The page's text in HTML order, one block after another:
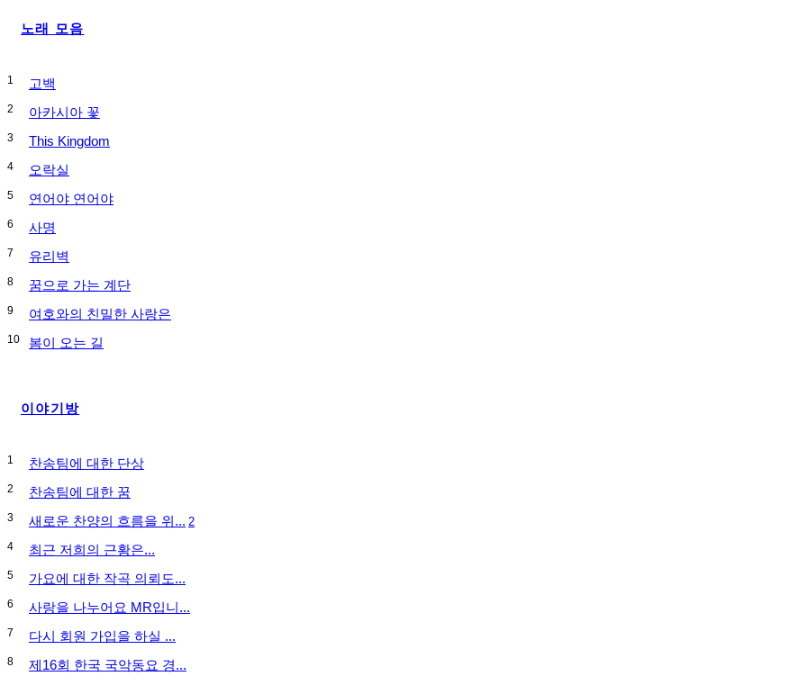
노래 모음
1 고백
2 아카시아 꽃
3 This Kingdom
4 오락실
5 연어야 연어야
6 사명
7 유리벽
8 꿈으로 가는 계단
9 여호와의 친밀한 사랑은
10 봄이 오는 길
이야기방
1 찬송팀에 대한 단상
2 찬송팀에 대한 꿈
3 새로운 찬양의 흐름을 위... 2
4 최근 저희의 근황은...
5 가요에 대한 작곡 의뢰도...
6 사랑을 나누어요 MR입니...
7 다시 회원 가입을 하실 ...
8 제16회 한국 국악동요 경...